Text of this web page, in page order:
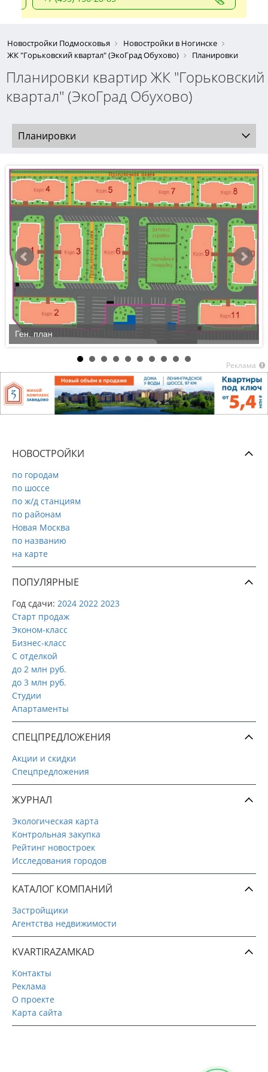
Новостройки Подмосковья
Новостройки в Ногинске
ЖК "Горьковский квартал" (ЭкоГрад Обухово)
Планировки
Планировки квартир ЖК "Горьковский
квартал" (ЭкоГрад Обухово)
Планировки
Ген. план
Реклама
НОВОСТРОЙКИ
по городам
по шоссе
по ж/д станциям
по районам
Новая Москва
по названию
на карте
ПОПУЛЯРНЫЕ
Год сдачи: 2024 2022 2023
Старт продаж
Эконом-класс
Бизнес-класс
С отделкой
до 2 млн руб.
до 3 млн руб.
Студии
Апартаменты
СПЕЦПРЕДЛОЖЕНИЯ
Акции и скидки
Спецпредложения
ЖУРНАЛ
Экологическая карта
Контрольная закупка
Рейтинг новостроек
Исследования городов
КАТАЛОГ КОМПАНИЙ
Застройщики
Агентства недвижимости
KVARTIRAZAMKAD
Контакты
Реклама
О проекте
Карта сайта